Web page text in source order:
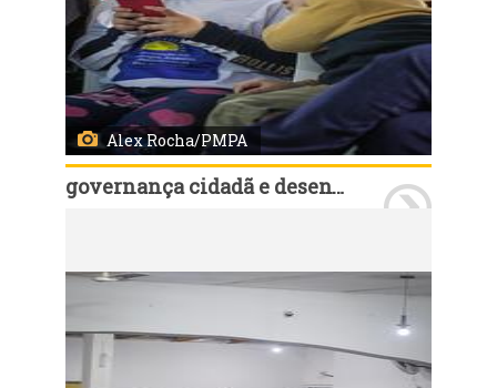
Alex Rocha/PMPA
governança cidadã e desenvolvimento rural